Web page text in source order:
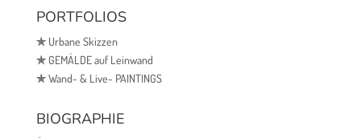
PORTFOLIOS
✯Urbane Skizzen
✯GEMÄLDE auf Leinwand
✯Wand- & Live- PAINTINGS
BIOGRAPHIE